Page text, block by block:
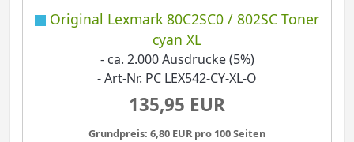
Original Lexmark 80C2SC0 / 802SC Toner
cyan XL
- ca. 2.000 Ausdrucke (5%)
- Art-Nr. PC LEX542-CY-XL-O
135,95 EUR
Grundpreis: 6,80 EUR pro 100 Seiten